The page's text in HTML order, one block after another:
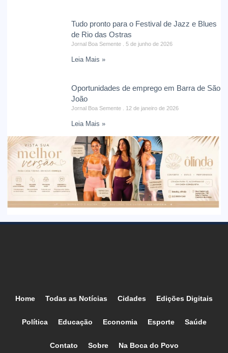
Tudo pronto para o Festival de Jazz e Blues
de Rio das Ostras
Jornal Boa Semente 5 de junho de 2026
Leia Mais »
Oportunidades de emprego em Barra de São
João
Jornal Boa Semente 12 de janeiro de 2026
Leia Mais »
Home Todas as Notícias Cidades Edições Digitais
Política Educação Economia Esporte Saúde
Contato Sobre Na Boca do Povo